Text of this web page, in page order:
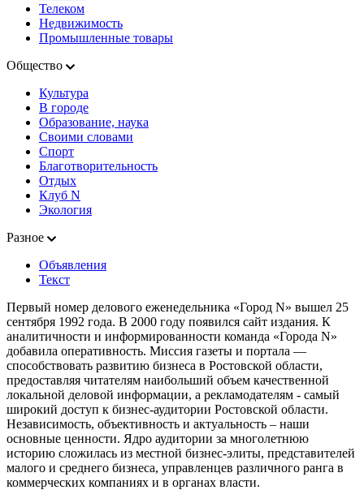
Телеком
Недвижимость
Промышленные товары
Общество
Культура
В городе
Образование, наука
Своими словами
Спорт
Благотворительность
Отдых
Клуб N
Экология
Разное
Объявления
Текст
Первый номер делового еженедельника «Город N» вышел 25
сентября 1992 года. В 2000 году появился сайт издания. К
аналитичности и информированности команда «Города N»
добавила оперативность. Миссия газеты и портала —
способствовать развитию бизнеса в Ростовской области,
предоставляя читателям наибольший объем качественной
локальной деловой информации, а рекламодателям - самый
широкий доступ к бизнес-аудитории Ростовской области.
Независимость, объективность и актуальность – наши
основные ценности. Ядро аудитории за многолетнюю
историю сложилась из местной бизнес-элиты, представителей
малого и среднего бизнеса, управленцев различного ранга в
коммерческих компаниях и в органах власти.